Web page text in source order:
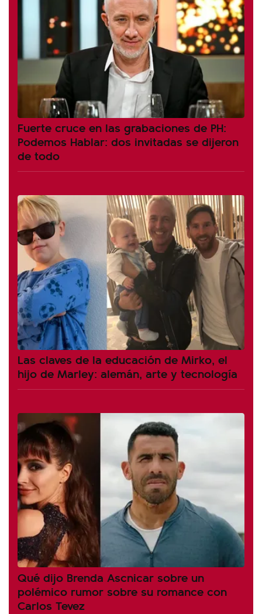
Fuerte cruce en las grabaciones de PH:
Podemos Hablar: dos invitadas se dijeron
de todo
Las claves de la educación de Mirko, el
hijo de Marley: alemán, arte y tecnología
Qué dijo Brenda Ascnicar sobre un
polémico rumor sobre su romance con
Carlos Tevez